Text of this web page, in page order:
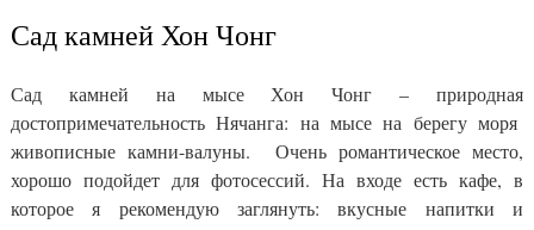
Сад камней Хон Чонг
Сад камней на мысе Хон Чонг – природная
достопримечательность Нячанга: на мысе на берегу моря
живописные камни-валуны. Очень романтическое место,
хорошо подойдет для фотосессий. На входе есть кафе, в
которое я рекомендую заглянуть: вкусные напитки и